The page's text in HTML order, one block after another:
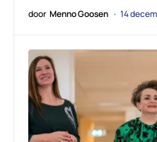
door Menno Goosen 14